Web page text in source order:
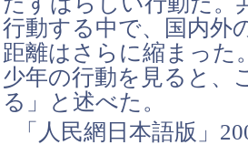
行動する中で、国内外
距離はさらに縮まった
少年の行動を見ると、
る」と述べた。
「人民網日本語版」